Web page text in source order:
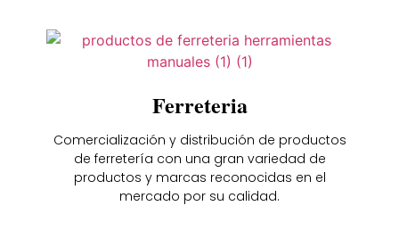
Ferreteria
Comercialización y distribución de productos
de ferretería con una gran variedad de
productos y marcas reconocidas en el
mercado por su calidad.